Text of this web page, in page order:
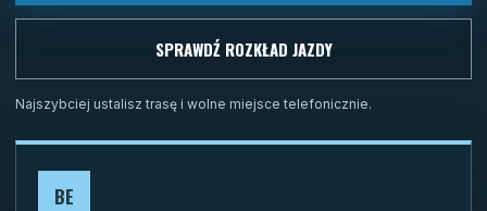
SPRAWDŹ ROZKŁAD JAZDY
Najszybciej ustalisz trasę i wolne miejsce telefonicznie.
BE